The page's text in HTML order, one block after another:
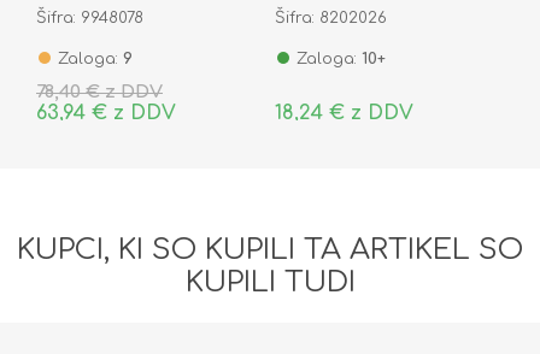
Sport
Šifra: 9948078
Zaloga: 9
78,40 € z DDV
63,94 € z DDV
Šifra: 8202026
Zaloga: 10+
18,24 € z DDV
KUPCI, KI SO KUPILI TA ARTIKEL SO
KUPILI TUDI